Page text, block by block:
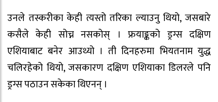
उनले तस्करीका केही त्यस्तो तरिका ल्याउनु थियो, जसबारे
कसैले केही सोच्न नसकोस् । फ्रयाङ्कको ड्रग्स दक्षिण
एशियाबाट बनेर आउथ्यो । ती दिनहरुमा भियतनाम युद्ध
चलिरहेको थियो, जसकारण दक्षिण एशियाका डिलरले पनि
ड्रग्स पठाउन सकेका थिएनन् ।